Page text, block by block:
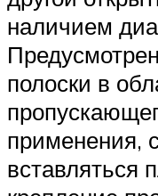
наличием
полоски в
применения,
вставляться